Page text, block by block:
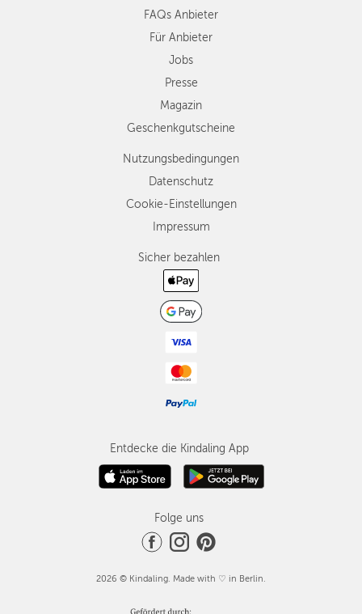
FAQs Anbieter
Für Anbieter
Jobs
Presse
Magazin
Geschenkgutscheine
Nutzungsbedingungen
Datenschutz
Cookie-Einstellungen
Impressum
Sicher bezahlen
Entdecke die Kindaling App
Folge uns
2026 © Kindaling. Made with ♡ in Berlin.